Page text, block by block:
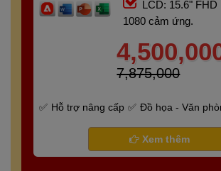
LCD: 15.6" FHD
1080 cảm ứng.
7,875,000
Hỗ trợ nâng cấp
Đồ họa - Văn
Bảo hành 6 tháng
Xem thêm